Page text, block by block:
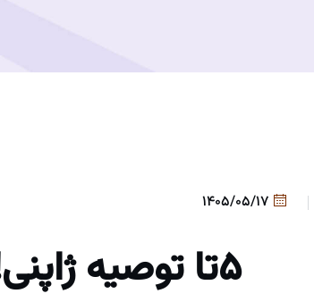
5تا توصیه ژاپنی!